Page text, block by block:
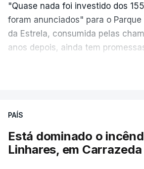
"Quase nada foi investido dos
foram anunciados" para o
da Estrela, consumida pelas
anos depois, ainda tem
ESTE CONTEÚDO ESTÁ
PAÍS
Está dominado o
Linhares, em